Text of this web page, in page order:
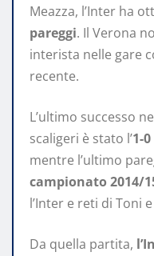
Meazza, l’Inter ha
pareggi. Il Verona
interista nelle gare
recente.
L’ultimo successo
scaligeri è stato l’1-
mentre l’ultimo
campionato 2014/
l’Inter e reti di Toni
Da quella partita,